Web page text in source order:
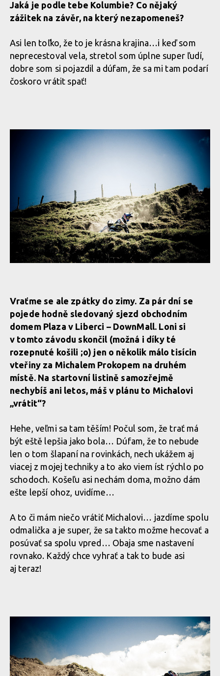
Jaká je podle tebe Kolumbie? Co nějaký
zážitek na závěr, na který nezapomeneš?
Asi len toľko, že to je krásna krajina…i keď som
neprecestoval vela, stretol som úplne super ľudí,
dobre som si pojazdil a dúfam, že sa mi tam podarí
čoskoro vrátit spať!
Vraťme se ale zpátky do zimy. Za pár dní se
pojede hodně sledovaný sjezd obchodním
domem Plaza v Liberci – DownMall. Loni si
v tomto závodu skončil (možná i díky té
rozepnuté košili ;o) jen o několik málo tisícin
vteřiny za Michalem Prokopem na druhém
místě. Na startovní listině samozřejmě
nechybíš ani letos, máš v plánu to Michalovi
„vrátit“?
Hehe, veľmi sa tam těším! Počul som, že trať má
být eště lepšia jako bola… Dúfam, že to nebude
len o tom šlapaní na rovinkách, nech ukážem aj
viacej z mojej techniky a to ako viem íst rýchlo po
schodoch. Košeľu asi nechám doma, možno dám
ešte lepší ohoz, uvidíme…
A to či mám niečo vrátiť Michalovi… jazdíme spolu
odmalička a je super, že sa takto možme hecovať a
posúvať sa spolu vpred… Obaja sme nastavení
rovnako. Každý chce vyhrať a tak to bude asi
aj teraz!